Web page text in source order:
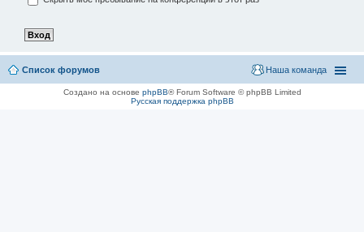
Список форумов Наша команда
Создано на основе phpBB® Forum Software © phpBB Limited
Русская поддержка phpBB